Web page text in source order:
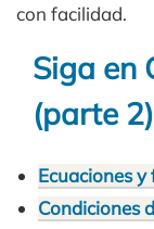
con facilidad.
Siga en
(parte 2)
Ecuaciones
Condiciones